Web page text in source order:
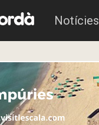
Notícies